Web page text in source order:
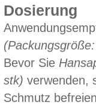
Dosierung
Bevor Sie
stk) verwenden,
Schmutz